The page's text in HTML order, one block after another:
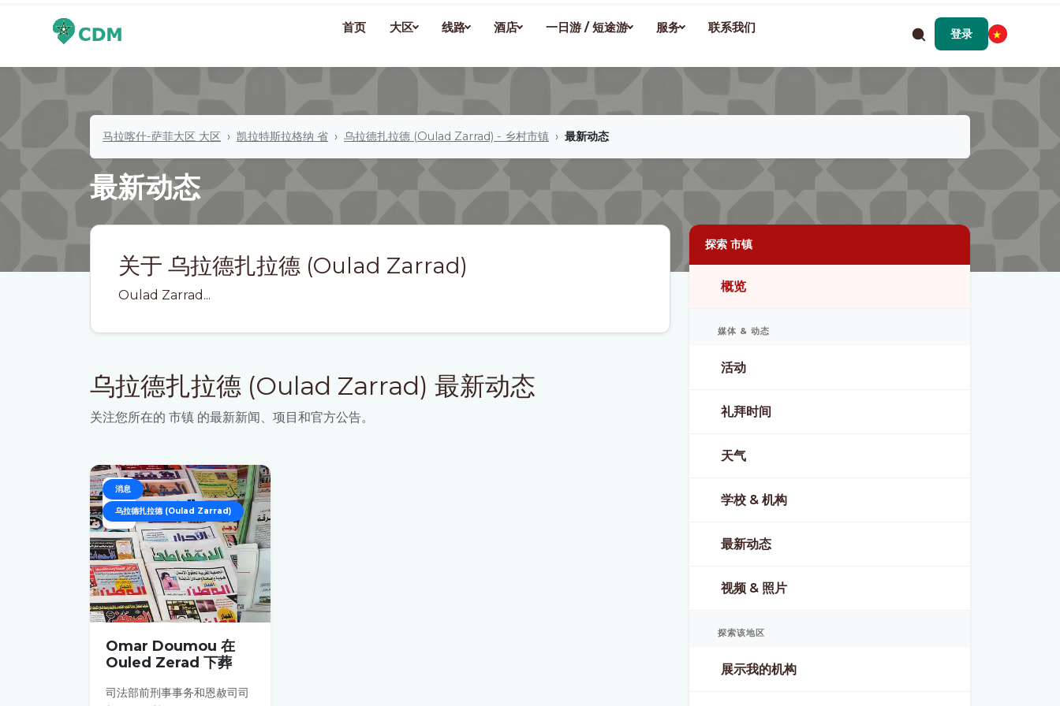
首页 大区 线路 酒店 一日游 / 短途游 服务 联系我们 登录
马拉喀什-萨菲大区 大区 凯拉特斯拉格纳 省 乌拉德扎拉德 (Oulad Zarrad) - 乡村市镇 最新动态
最新动态
关于 乌拉德扎拉德 (Oulad Zarrad)
Oulad Zarrad...
乌拉德扎拉德 (Oulad Zarrad) 最新动态
关注您所在的 市镇 的最新新闻、项目和官方公告。
05
DEC
消息
乌拉德扎拉德 (Oulad Zarrad)
Omar Doumou 在
Ouled Zerad 下葬
司法部前刑事事务和恩赦司司
探索 市镇
概览
媒体 & 动态
活动
礼拜时间
天气
学校 & 机构
最新动态
视频 & 照片
探索该地区
展示我的机构